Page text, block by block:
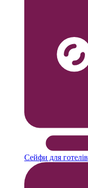
Сейфи для готелів